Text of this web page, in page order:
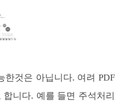
한것은 아닙니다. 여려 PDF
니다. 예를 들면 주석처리